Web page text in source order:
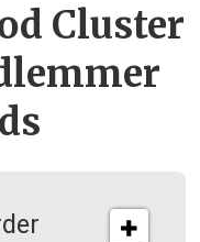
Cluster